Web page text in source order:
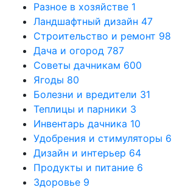
Разное в хозяйстве 1
Ландшафтный дизайн 47
Строительство и ремонт 98
Дача и огород 787
Советы дачникам 600
Ягоды 80
Болезни и вредители 31
Теплицы и парники 3
Инвентарь дачника 10
Удобрения и стимуляторы 6
Дизайн и интерьер 64
Продукты и питание 6
Здоровье 9